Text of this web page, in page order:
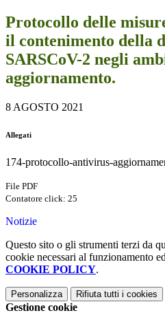
Protocollo delle
il contenimento della
SARSCoV-2 negli
aggiornamento.
8 AGOSTO 2021
Allegati
174-protocollo-antivirus-
File PDF
Contatore click: 25
Notizie
Questo sito o gli strumenti terzi da
cookie necessari al funzionamento
COOKIE POLICY.
Personalizza Rifiuta tutti i cookies
Gestione cookie